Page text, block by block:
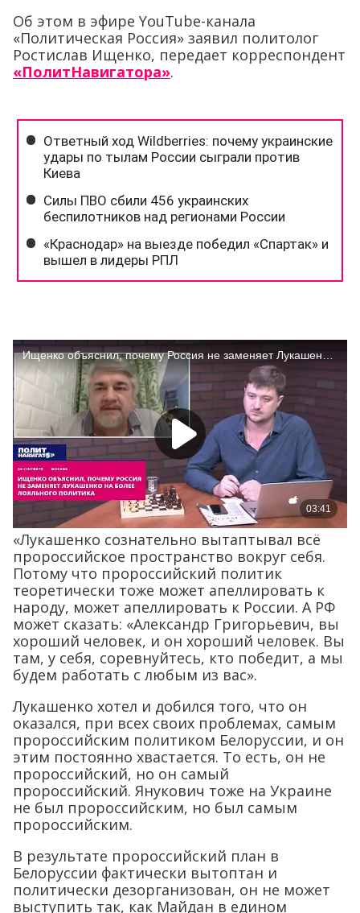
Об этом в эфире YouTube-канала
«Политическая Россия» заявил политолог
Ростислав Ищенко, передает корреспондент
«ПолитНавигатора».
«Лукашенко сознательно вытаптывал всё
пророссийское пространство вокруг себя.
Потому что пророссийский политик
теоретически тоже может апеллировать к
народу, может апеллировать к России. А РФ
может сказать: «Александр Григорьевич, вы
хороший человек, и он хороший человек. Вы
там, у себя, соревнуйтесь, кто победит, а мы
будем работать с любым из вас».
Лукашенко хотел и добился того, что он
оказался, при всех своих проблемах, самым
пророссийским политиком Белоруссии, и он
этим постоянно хвастается. То есть, он не
пророссийский, но он самый
пророссийский. Янукович тоже на Украине
не был пророссийским, но был самым
пророссийским.
В результате пророссийский план в
Белоруссии фактически вытоптан и
политически дезорганизован, он не может
выступить так, как Майдан в едином